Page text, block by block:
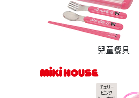
兒童餐具